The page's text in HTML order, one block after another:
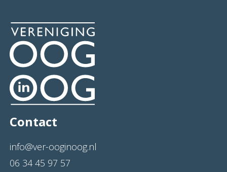
Contact
info@ver-ooginoog.nl
06 34 45 97 57